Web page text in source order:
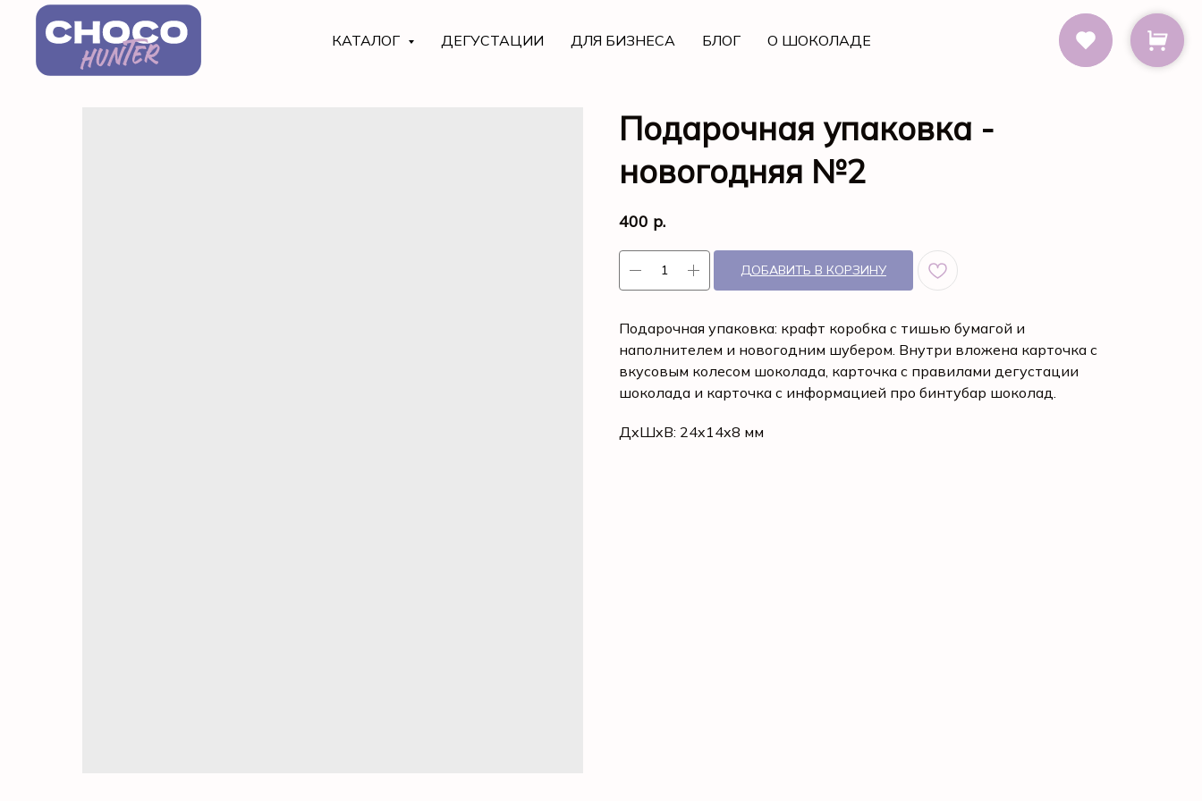
КАТАЛОГ ДЕГУСТАЦИИ ДЛЯ БИЗНЕСА БЛОГ О ШОКОЛАДЕ
Подарочная упаковка -
новогодняя №2
400 р.
ДОБАВИТЬ В КОРЗИНУ
Подарочная упаковка: крафт коробка с тишью бумагой и
наполнителем и новогодним шубером. Внутри вложена карточка с
вкусовым колесом шоколада, карточка с правилами дегустации
шоколада и карточка с информацией про бинтубар шоколад.
ДxШxВ: 24x14x8 мм